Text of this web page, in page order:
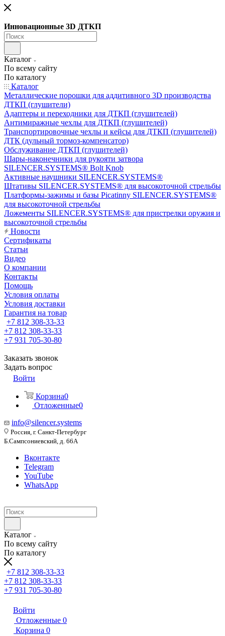
Инновационные 3D ДТКП
Каталог
По всему сайту
По каталогу
Каталог
Металлические порошки для аддитивного 3D производства
ДТКП (глушители)
Адаптеры и переходники для ДТКП (глушителей)
Антимиражные чехлы для ДТКП (глушителей)
Транспортировочные чехлы и кейсы для ДТКП (глушителей)
ДТК (дульный тормоз-компенсатор)
Обслуживание ДТКП (глушителей)
Шары-наконечники для рукояти затвора
SILENCER.SYSTEMS® Bolt Knob
Активные наушники SILENCER.SYSTEMS®
Штативы SILENCER.SYSTEMS® для высокоточной стрельбы
Платформы-зажимы и базы Picatinny SILENCER.SYSTEMS®
для высокоточной стрельбы
Ложементы SILENCER.SYSTEMS® для пристрелки оружия и
высокоточной стрельбы
Новости
Сертификаты
Статьи
Видео
О компании
Контакты
Помощь
Условия оплаты
Условия доставки
Гарантия на товар
+7 812 308-33-33
+7 812 308-33-33
+7 931 705-30-80
Заказать звонок
Задать вопрос
Войти
Корзина0
Отложенные0
info@silencer.systems
Россия, г. Санкт-Петербург
Б.Сампсониевский, д. 66А
Вконтакте
Telegram
YouTube
WhatsApp
Каталог
По всему сайту
По каталогу
+7 812 308-33-33
+7 812 308-33-33
+7 931 705-30-80
Войти
Отложенные 0
Корзина 0